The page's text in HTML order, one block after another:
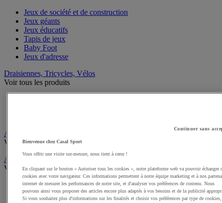
Jeux de société et de construction
Jeux géants
Jeux éducatifs
Tapis de jeux
Baby Foot
Jeux d'adresse
Draisiennes, Tricycles, Vélos
Voir tous les produits
Apprentissage scolaire de la Sécurité routière
Voir tous les produits
Activités gymniques
Voir tous les produits
Tapis, Matelas scolaires
Modules, Parcours mousse enfant
Continuer sans
Bienvenue chez Casal Sport
Vous offrir une visite sur-mesure, nous tient à cœur !
En cliquant sur le bouton « Autoriser tous les cookies », notre plateforme web va pouvoir échanger
cookies avec votre navigateur. Ces informations permettent à notre équipe marketing et à nos
internet de mesurer les performances de notre site, et d'analyser vos préférences de contenu. Nous
pouvons ainsi vous proposer des articles encore plus adaptés à vos besoins et de la publicité
Si vous souhaitez plus d'informations sur les finalités et choisir vos préférences par type de cookies,